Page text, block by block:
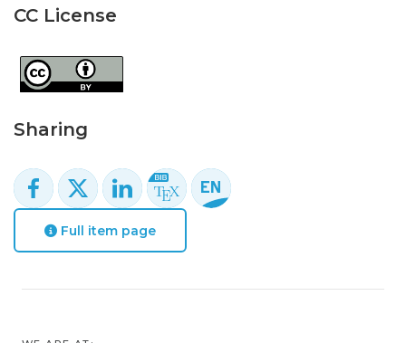
CC License
Sharing
Full item page